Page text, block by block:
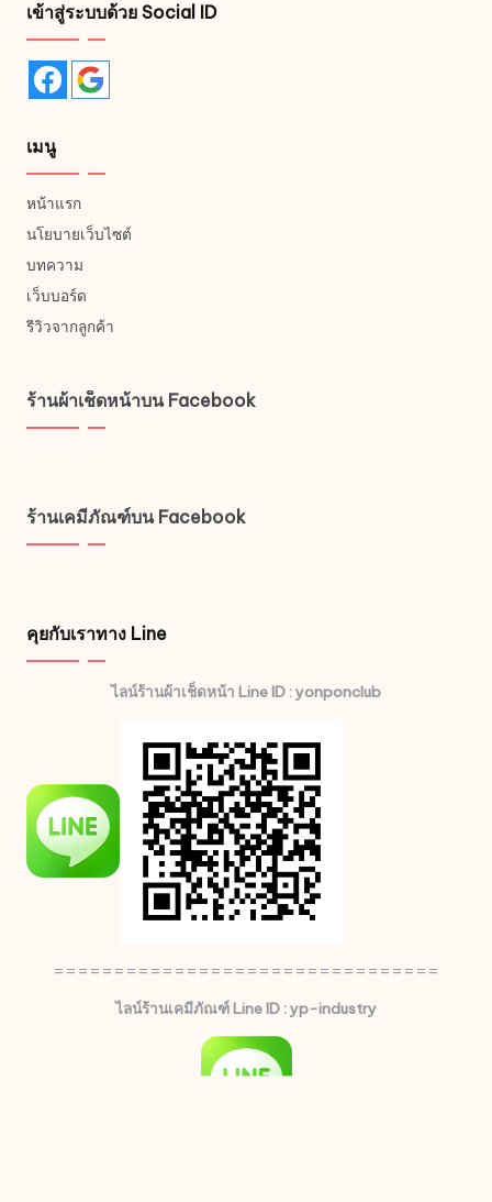
เข้าสู่ระบบด้วย Social ID
เมนู
หน้าแรก
นโยบายเว็บไซต์
บทความ
เว็บบอร์ด
รีวิวจากลูกค้า
ร้านผ้าเช็ดหน้าบน Facebook
ร้านเคมีภัณฑ์บน Facebook
คุยกับเราทาง Line
ไลน์ร้านผ้าเช็ดหน้า Line ID : yonponclub
================================
ไลน์ร้านเคมีภัณฑ์ Line ID : yp-industry